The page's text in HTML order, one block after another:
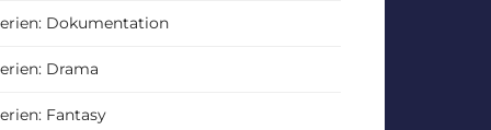
Dokumentation
Drama
Fantasy